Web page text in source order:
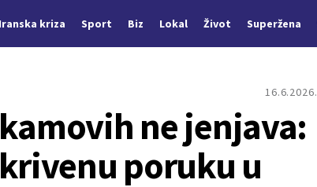
Iranska kriza Sport Biz Lokal Život Superžena
16.6.2026.
ne jenjava:
poruku u